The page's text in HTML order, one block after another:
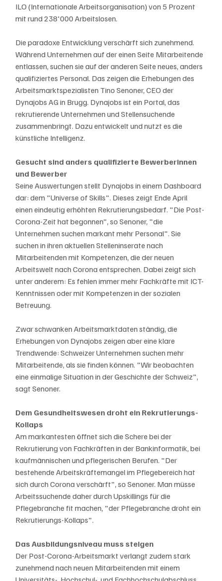
ILO (Internationale Arbeitsorganisation) von 5 Prozent
mit rund 238'000 Arbeitslosen.
Die paradoxe Entwicklung verschärft sich zunehmend.
Während Unternehmen auf der einen Seite Mitarbeitende
entlassen, suchen sie auf der anderen Seite neues, anders
qualifiziertes Personal. Das zeigen die Erhebungen des
Arbeitsmarktspezialisten Tino Senoner, CEO der
Dynajobs AG in Brugg. Dynajobs ist ein Portal, das
rekrutierende Unternehmen und Stellensuchende
zusammenbringt. Dazu entwickelt und nutzt es die
künstliche Intelligenz.
Gesucht sind anders qualifizierte Bewerberinnen
und Bewerber
Seine Auswertungen stellt Dynajobs in einem Dashboard
dar: dem "Universe of Skills". Dieses zeigt Ende April
einen eindeutig erhöhten Rekrutierungsbedarf. "Die Post-
Corona-Zeit hat begonnen", so Senoner, "die
Unternehmen suchen markant mehr Personal". Sie
suchen in ihren aktuellen Stelleninserate nach
Mitarbeitenden mit Kompetenzen, die der neuen
Arbeitswelt nach Corona entsprechen. Dabei zeigt sich
unter anderem: Es fehlen immer mehr Fachkräfte mit ICT-
Kenntnissen oder mit Kompetenzen in der sozialen
Betreuung.
Zwar schwanken Arbeitsmarktdaten ständig, die
Erhebungen von Dynajobs zeigen aber eine klare
Trendwende: Schweizer Unternehmen suchen mehr
Mitarbeitende, als sie finden können. "Wir beobachten
eine einmalige Situation in der Geschichte der Schweiz",
sagt Senoner.
Dem Gesundheitswesen droht ein Rekrutierungs-
Kollaps
Am markantesten öffnet sich die Schere bei der
Rekrutierung von Fachkräften in der Bankinformatik, bei
kaufmännischen und pflegerischen Berufen. "Der
bestehende Arbeitskräftemangel im Pflegebereich hat
sich durch Corona verschärft", so Senoner. Man müsse
Arbeitssuchende daher durch Upskillings für die
Pflegebranche fit machen, "der Pflegebranche droht ein
Rekrutierungs-Kollaps".
Das Ausbildungsniveau muss steigen
Der Post-Corona-Arbeitsmarkt verlangt zudem stark
zunehmend nach neuen Mitarbeitenden mit einem